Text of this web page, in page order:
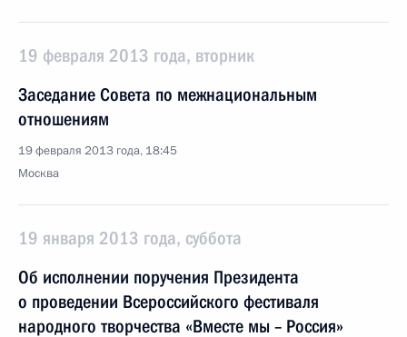
19 февраля 2013 года, вторник
Заседание Совета по межнациональным
отношениям
19 февраля 2013 года, 18:45
Москва
19 января 2013 года, суббота
Об исполнении поручения Президента
о проведении Всероссийского фестиваля
народного творчества «Вместе мы – Россия»